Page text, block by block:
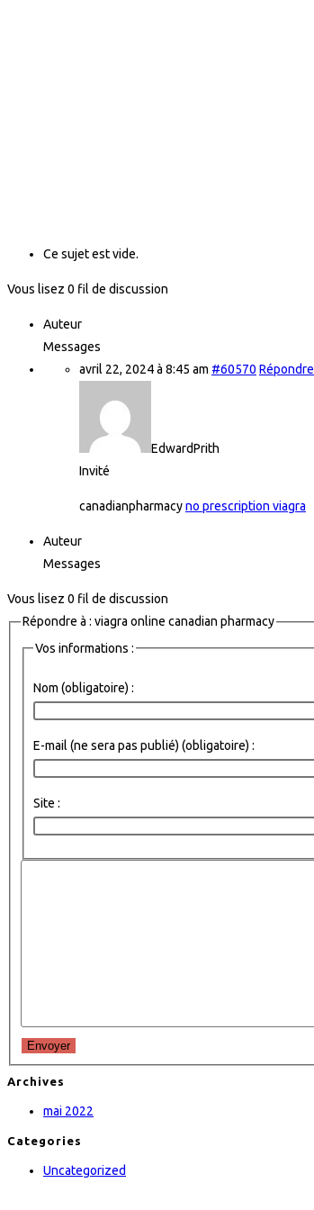
Ce sujet est vide.
Vous lisez 0 fil de discussion
Auteur
Messages
avril 22, 2024 à 8:45 am #60570 Répondre
EdwardPrith
Invité
canadianpharmacyno prescription viagra
Auteur
Messages
Vous lisez 0 fil de discussion
Répondre à : viagra online canadian pharmacy
Vos informations :
Nom (obligatoire) :
E-mail (ne sera pas publié) (obligatoire) :
Site :
Envoyer
Archives
mai 2022
Categories
Uncategorized